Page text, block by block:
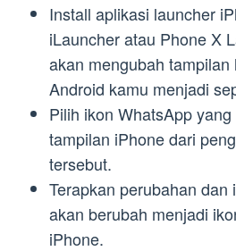
Install aplikasi launcher
iLauncher atau Phone X
akan mengubah
Android kamu menjadi
Pilih ikon WhatsApp
tampilan iPhone dari
tersebut.
Terapkan perubahan dan
akan berubah menjadi
iPhone.